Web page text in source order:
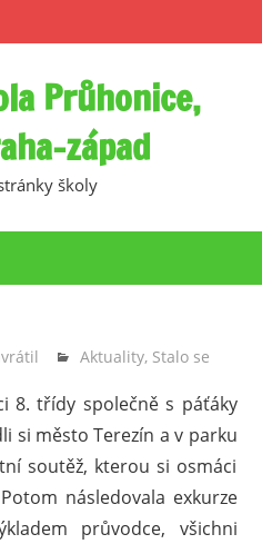
Průhonice,
západ
školy
Aktuality, Stalo se
8. třídy společně s páťáky
si město Terezín a v parku
soutěž, kterou si osmáci
následovala exkurze
průvodce, všichni